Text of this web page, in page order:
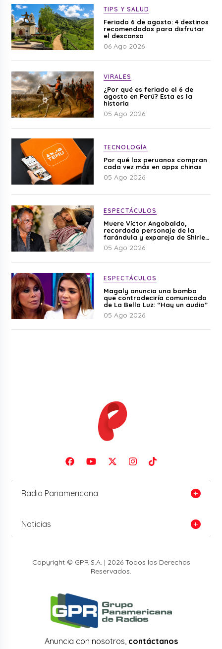
TIPS Y SALUD
Feriado 6 de agosto: 4 destinos
recomendados para disfrutar
el descanso
06 Ago 2026
VIRALES
¿Por qué es feriado el 6 de
agosto en Perú? Esta es la
historia
05 Ago 2026
TECNOLOGÍA
Por qué los peruanos compran
cada vez más en apps chinas
05 Ago 2026
ESPECTÁCULOS
Muere Víctor Angobaldo,
recordado personaje de la
farándula y expareja de Shirley
Cherres
05 Ago 2026
ESPECTÁCULOS
Magaly anuncia una bomba
que contradeciría comunicado
de La Bella Luz: “Hay un audio”
05 Ago 2026
Radio Panamericana
Noticias
Copyright © GPR S.A. | 2026 Todos los Derechos
Reservados.
Anuncia con nosotros, contáctanos